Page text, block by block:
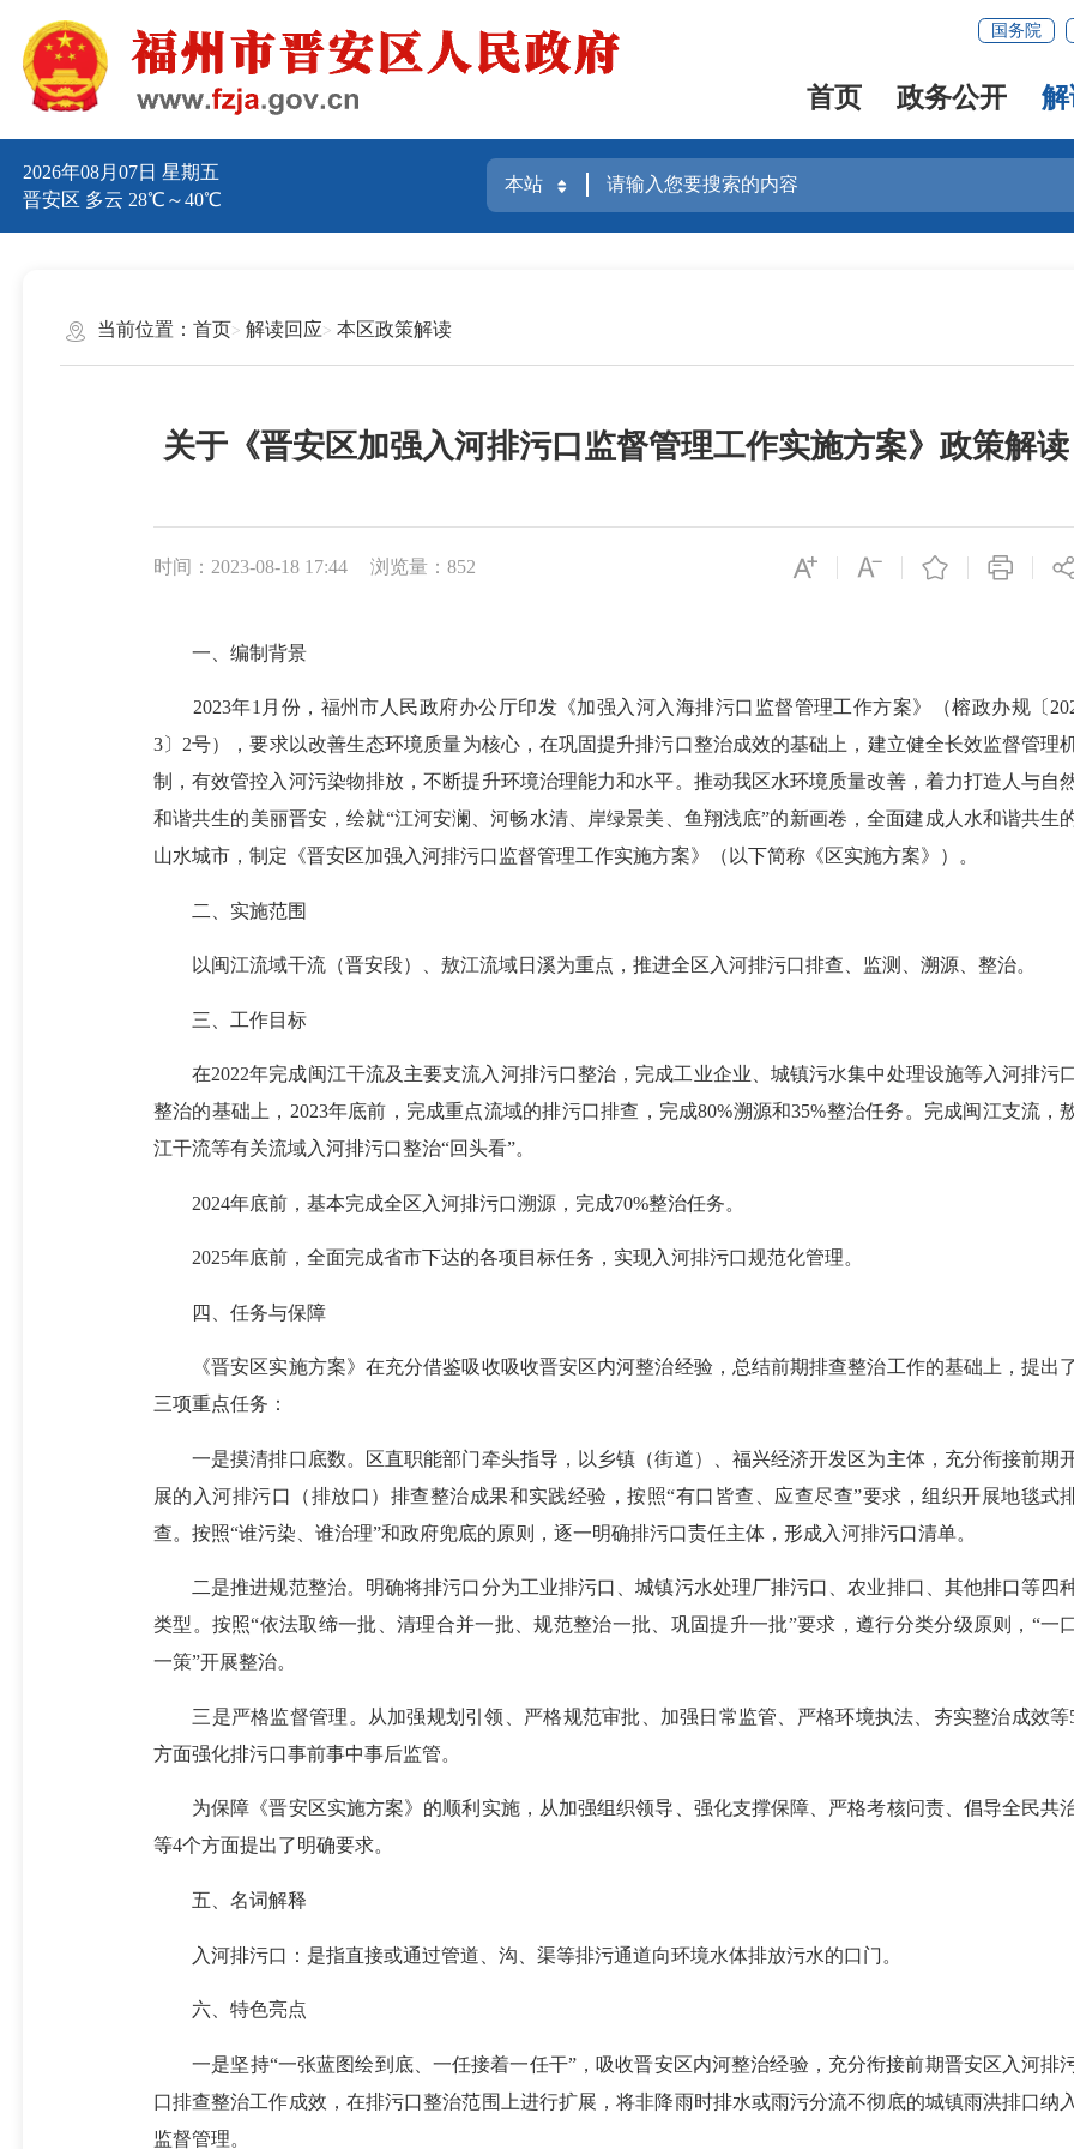
国务院
首页 政务公开
2026年08月07日 星期五
晋安区 多云 28℃～40℃
当前位置： 首页 解读回应 本区政策解读
关于《晋安区加强入河排污口监督管理工作实施方案》政策解读
时间：2023-08-18 17:44 浏览量：852
一、编制背景
2023年1月份，福州市人民政府办公厅印发《加强入河入海排污口监督管理工作方案》（榕政办规〔
3〕2号），要求以改善生态环境质量为核心，在巩固提升排污口整治成效的基础上，建立健全长效监督管理
制，有效管控入河污染物排放，不断提升环境治理能力和水平。推动我区水环境质量改善，着力打造人与自
和谐共生的美丽晋安，绘就“江河安澜、河畅水清、岸绿景美、鱼翔浅底”的新画卷，全面建成人水和谐共生
山水城市，制定《晋安区加强入河排污口监督管理工作实施方案》（以下简称《区实施方案》）。
二、实施范围
以闽江流域干流（晋安段）、敖江流域日溪为重点，推进全区入河排污口排查、监测、溯源、整治。
三、工作目标
在2022年完成闽江干流及主要支流入河排污口整治，完成工业企业、城镇污水集中处理设施等入河排污
整治的基础上，2023年底前，完成重点流域的排污口排查，完成80%溯源和35%整治任务。完成闽江支流，
江干流等有关流域入河排污口整治“回头看”。
2024年底前，基本完成全区入河排污口溯源，完成70%整治任务。
2025年底前，全面完成省市下达的各项目标任务，实现入河排污口规范化管理。
四、任务与保障
《晋安区实施方案》在充分借鉴吸收吸收晋安区内河整治经验，总结前期排查整治工作的基础上，提出
三项重点任务：
一是摸清排口底数。区直职能部门牵头指导，以乡镇（街道）、福兴经济开发区为主体，充分衔接前期
展的入河排污口（排放口）排查整治成果和实践经验，按照“有口皆查、应查尽查”要求，组织开展地毯式
查。按照“谁污染、谁治理”和政府兜底的原则，逐一明确排污口责任主体，形成入河排污口清单。
二是推进规范整治。明确将排污口分为工业排污口、城镇污水处理厂排污口、农业排口、其他排口等四
类型。按照“依法取缔一批、清理合并一批、规范整治一批、巩固提升一批”要求，遵行分类分级原则，“一
一策”开展整治。
三是严格监督管理。从加强规划引领、严格规范审批、加强日常监管、严格环境执法、夯实整治成效等
方面强化排污口事前事中事后监管。
为保障《晋安区实施方案》的顺利实施，从加强组织领导、强化支撑保障、严格考核问责、倡导全民共
等4个方面提出了明确要求。
五、名词解释
入河排污口：是指直接或通过管道、沟、渠等排污通道向环境水体排放污水的口门。
六、特色亮点
一是坚持“一张蓝图绘到底、一任接着一任干”，吸收晋安区内河整治经验，充分衔接前期晋安区入河排
口排查整治工作成效，在排污口整治范围上进行扩展，将非降雨时排水或雨污分流不彻底的城镇雨洪排口纳入
监督管理。